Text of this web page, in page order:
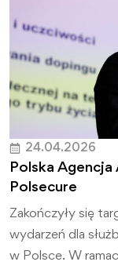
24.04.2026
Polska
Polsecure
Zakończyły się
wydarzeń dla
w Polsce. W